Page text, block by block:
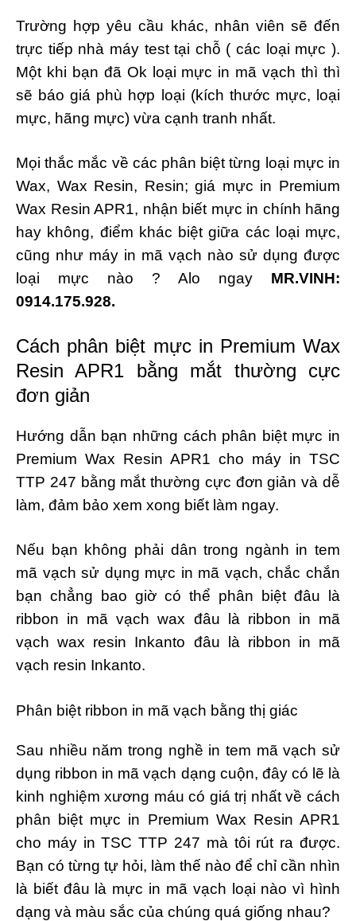
Trường hợp yêu cầu khác, nhân viên sẽ đến
trực tiếp nhà máy test tại chỗ ( các loại mực ).
Một khi bạn đã Ok loại mực in mã vạch thì thì
sẽ báo giá phù hợp loại (kích thước mực, loại
mực, hãng mực) vừa cạnh tranh nhất.
Mọi thắc mắc về các phân biệt từng loại mực in
Wax, Wax Resin, Resin; giá mực in Premium
Wax Resin APR1, nhận biết mực in chính hãng
hay không, điểm khác biệt giữa các loại mực,
cũng như máy in mã vạch nào sử dụng được
loại mực nào ? Alo ngay MR.VINH:
0914.175.928.
Cách phân biệt mực in Premium Wax
Resin APR1 bằng mắt thường cực
đơn giản
Hướng dẫn bạn những cách phân biệt mực in
Premium Wax Resin APR1 cho máy in TSC
TTP 247 bằng mắt thường cực đơn giản và dễ
làm, đảm bảo xem xong biết làm ngay.
Nếu bạn không phải dân trong ngành in tem
mã vạch sử dụng mực in mã vạch, chắc chắn
bạn chẳng bao giờ có thể phân biệt đâu là
ribbon in mã vạch wax đâu là ribbon in mã
vạch wax resin Inkanto đâu là ribbon in mã
vạch resin Inkanto.
Phân biệt ribbon in mã vạch bằng thị giác
Sau nhiều năm trong nghề in tem mã vạch sử
dụng ribbon in mã vạch dạng cuộn, đây có lẽ là
kinh nghiệm xương máu có giá trị nhất về cách
phân biệt mực in Premium Wax Resin APR1
cho máy in TSC TTP 247 mà tôi rút ra được.
Bạn có từng tự hỏi, làm thế nào để chỉ cần nhìn
là biết đâu là mực in mã vạch loại nào vì hình
dạng và màu sắc của chúng quá giống nhau?